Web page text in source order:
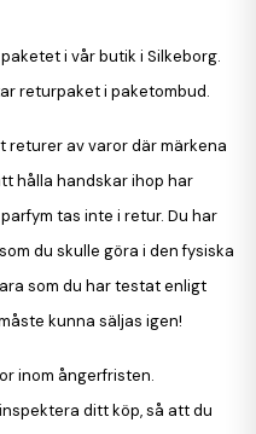
i vår butik i Silkeborg.
returpaket i paketombud.
returer av varor där märkena
hålla handskar ihop har
tas inte i retur. Du har
du skulle göra i den fysiska
som du har testat enligt
kunna säljas igen!
inom ångerfristen.
ditt köp, så att du